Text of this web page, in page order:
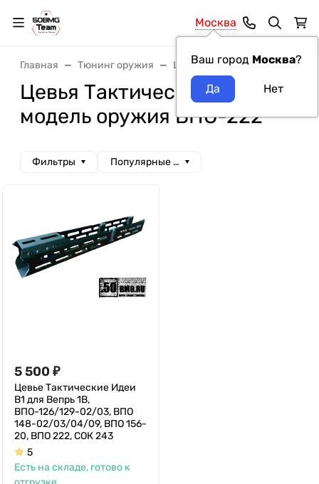
Москва
Ваш город Москва?
Главная Тюнинг оружия Цевья Цевья
Цевья Тактические Идеи
модель оружия ВПО-222
Фильтры Популярные сначала
5 500 ₽
Цевье Тактические Идеи
В1 для Вепрь 1В,
ВПО-126/129-02/03, ВПО
148-02/03/04/09, ВПО 156-
20, ВПО 222, СОК 243
5
Есть на складе, готово к